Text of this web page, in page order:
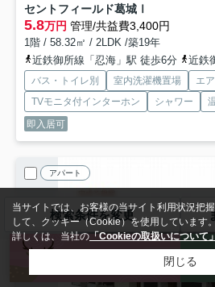
セントフィールド葛城Ⅰ
5.8万円 管理/共益費3,400円
1階 / 58.32㎡ / 2LDK /築19年
近鉄御所線「忍海」駅 徒歩6分
近鉄御
バス・トイレ別 室内洗濯機置場
エ
TVモニタ付インターホン
シャワー
即入居可
アパート
検索条件を変更
来店予約
当サイトでは、お客様の当サイト利用状況把
して、クッキー（Cookie）を使用しています
詳しくは、当社の 「Cookieの取扱いについて」
閉じる